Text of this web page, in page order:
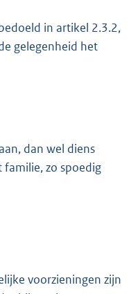
in artikel 2.3.2,
gelegenheid het
dan wel diens
zo spoedig
voorzieningen zijn